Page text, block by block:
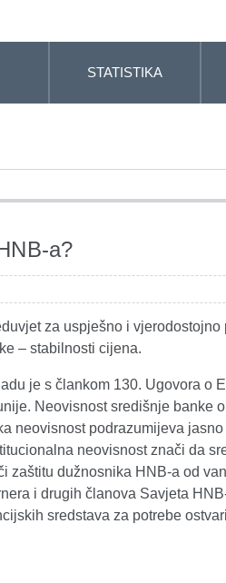
STATISTIKA
a?
za uspješno i
– stabilnosti cijena.
je s člankom 130. Ugovora o
Neovisnost središnje banke
neovisnost podrazumijeva
neovisnost znači da
zaštitu dužnosnika HNB-a od
i drugih članova Savjeta
sredstava za potrebe